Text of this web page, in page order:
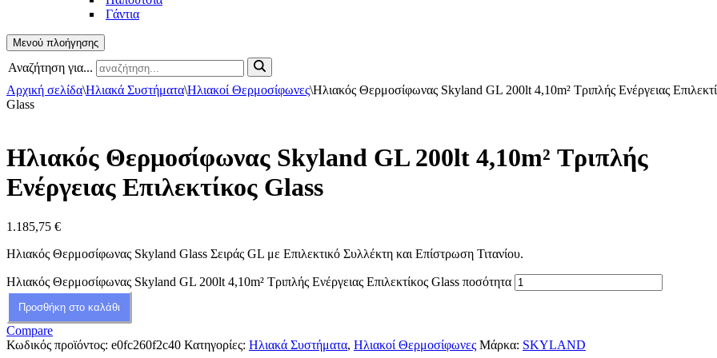
Γάντια
Μενού πλοήγησης
Αναζήτηση για...
Αρχική σελίδα\Ηλιακά Συστήματα\Ηλιακοί Θερμοσίφωνες\Ηλιακός Θερμοσίφωνας Skyland GL 200lt 4,10m² Τριπλής Ενέργειας
Glass
Ηλιακός Θερμοσίφωνας Skyland GL 200lt 4,10m² Τριπλής
Ενέργειας Επιλεκτίκος Glass
1.185,75 €
Ηλιακός Θερμοσίφωνας Skyland Glass Σειράς GL με Επιλεκτικό Συλλέκτη και Επίστρωση Τιτανίου.
Ηλιακός Θερμοσίφωνας Skyland GL 200lt 4,10m² Τριπλής Ενέργειας Επιλεκτίκος Glass ποσότητα
Προσθήκη στο καλάθι
Compare
Κωδικός προϊόντος: e0fc260f2c40 Κατηγορίες: Ηλιακά Συστήματα, Ηλιακοί Θερμοσίφωνες Μάρκα: SKYLAND